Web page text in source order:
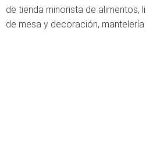
de tienda minorista de alimentos,
de mesa y decoración,